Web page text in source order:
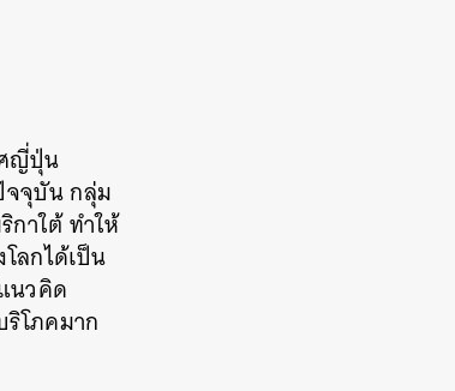
ญี่ปุ่น
จจุบัน กลุ่ม
กาใต้ ทำให้
ลกได้เป็น
นวคิด
โภคมาก